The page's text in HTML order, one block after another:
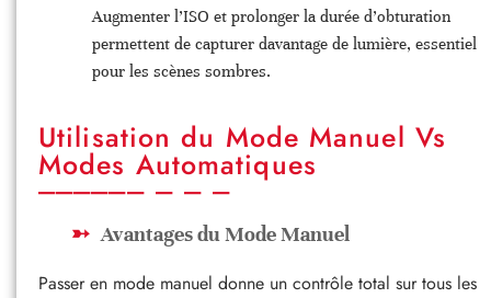
Augmenter l’ISO et prolonger la durée d’obturation
permettent de capturer davantage de lumière, essentiel
pour les scènes sombres.
Utilisation du Mode Manuel Vs
Modes Automatiques
Avantages du Mode Manuel
Passer en mode manuel donne un contrôle total sur tous les